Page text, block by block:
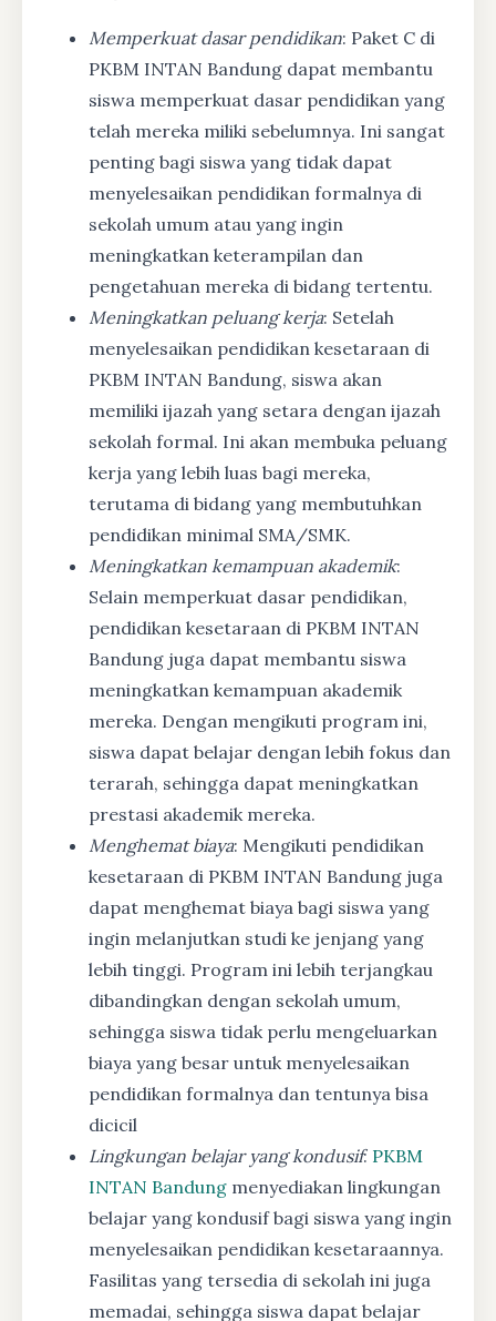
Memperkuat dasar pendidikan: Paket C di
PKBM INTAN Bandung dapat membantu
siswa memperkuat dasar pendidikan yang
telah mereka miliki sebelumnya. Ini sangat
penting bagi siswa yang tidak dapat
menyelesaikan pendidikan formalnya di
sekolah umum atau yang ingin
meningkatkan keterampilan dan
pengetahuan mereka di bidang tertentu.
Meningkatkan peluang kerja: Setelah
menyelesaikan pendidikan kesetaraan di
PKBM INTAN Bandung, siswa akan
memiliki ijazah yang setara dengan ijazah
sekolah formal. Ini akan membuka peluang
kerja yang lebih luas bagi mereka,
terutama di bidang yang membutuhkan
pendidikan minimal SMA/SMK.
Meningkatkan kemampuan akademik:
Selain memperkuat dasar pendidikan,
pendidikan kesetaraan di PKBM INTAN
Bandung juga dapat membantu siswa
meningkatkan kemampuan akademik
mereka. Dengan mengikuti program ini,
siswa dapat belajar dengan lebih fokus dan
terarah, sehingga dapat meningkatkan
prestasi akademik mereka.
Menghemat biaya: Mengikuti pendidikan
kesetaraan di PKBM INTAN Bandung juga
dapat menghemat biaya bagi siswa yang
ingin melanjutkan studi ke jenjang yang
lebih tinggi. Program ini lebih terjangkau
dibandingkan dengan sekolah umum,
sehingga siswa tidak perlu mengeluarkan
biaya yang besar untuk menyelesaikan
pendidikan formalnya dan tentunya bisa
dicicil
Lingkungan belajar yang kondusif: PKBM
INTAN Bandung menyediakan lingkungan
belajar yang kondusif bagi siswa yang ingin
menyelesaikan pendidikan kesetaraannya.
Fasilitas yang tersedia di sekolah ini juga
memadai, sehingga siswa dapat belajar